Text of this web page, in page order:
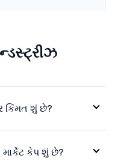
કિંમત શું છે?
કેપ શું છે?